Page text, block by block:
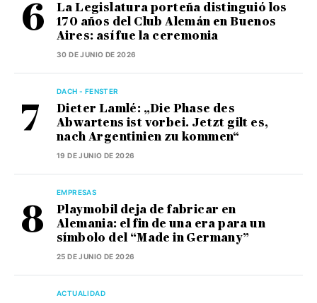
La Legislatura porteña distinguió los
170 años del Club Alemán en Buenos
Aires: así fue la ceremonia
30 DE JUNIO DE 2026
DACH - FENSTER
Dieter Lamlé: „Die Phase des
Abwartens ist vorbei. Jetzt gilt es,
nach Argentinien zu kommen“
19 DE JUNIO DE 2026
EMPRESAS
Playmobil deja de fabricar en
Alemania: el fin de una era para un
símbolo del “Made in Germany”
25 DE JUNIO DE 2026
ACTUALIDAD